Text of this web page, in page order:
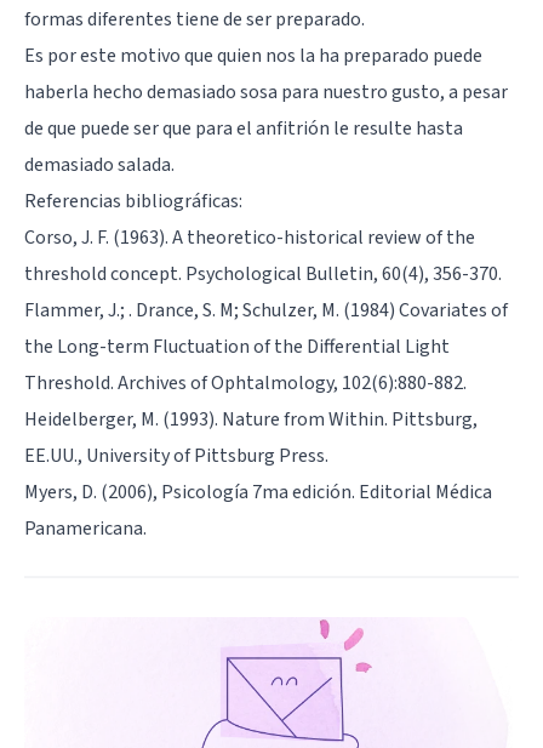
formas diferentes tiene de ser preparado.
Es por este motivo que quien nos la ha preparado puede
haberla hecho demasiado sosa para nuestro gusto, a pesar
de que puede ser que para el anfitrión le resulte hasta
demasiado salada.
Referencias bibliográficas:
Corso, J. F. (1963). A theoretico-historical review of the
threshold concept. Psychological Bulletin, 60(4), 356-370.
Flammer, J.; . Drance, S. M; Schulzer, M. (1984) Covariates of
the Long-term Fluctuation of the Differential Light
Threshold. Archives of Ophtalmology, 102(6):880-882.
Heidelberger, M. (1993). Nature from Within. Pittsburg,
EE.UU., University of Pittsburg Press.
Myers, D. (2006), Psicología 7ma edición. Editorial Médica
Panamericana.